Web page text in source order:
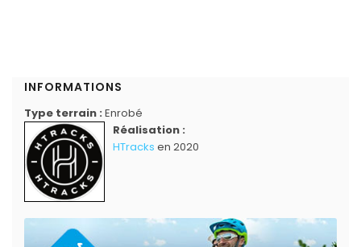
INFORMATIONS
Type terrain : Enrobé
Réalisation :
HTracks en 2020